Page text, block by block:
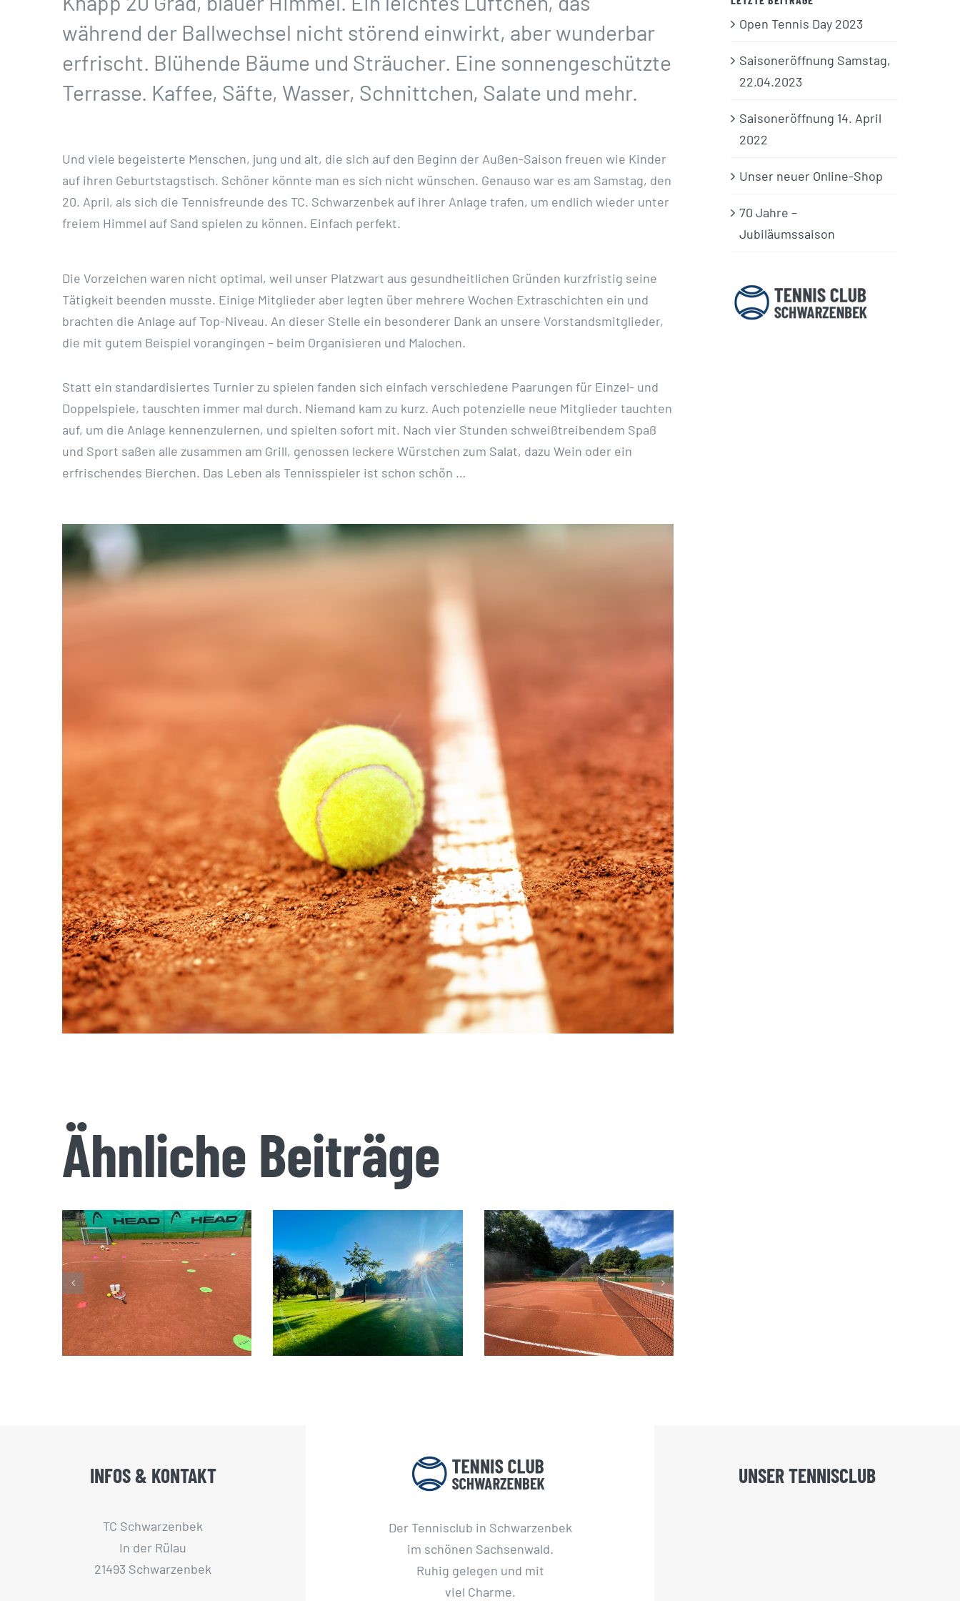
während der Ballwechsel nicht störend einwirkt, aber wunderbar
erfrischt. Blühende Bäume und Sträucher. Eine sonnengeschützte
Terrasse. Kaffee, Säfte, Wasser, Schnittchen, Salate und mehr.
Und viele begeisterte Menschen, jung und alt, die sich auf den Beginn der Außen-Saison freuen wie Kinder
auf ihren Geburtstagstisch. Schöner könnte man es sich nicht wünschen. Genauso war es am Samstag, den
20. April, als sich die Tennisfreunde des TC. Schwarzenbek auf ihrer Anlage trafen, um endlich wieder unter
freiem Himmel auf Sand spielen zu können. Einfach perfekt.
Die Vorzeichen waren nicht optimal, weil unser Platzwart aus gesundheitlichen Gründen kurzfristig seine
Tätigkeit beenden musste. Einige Mitglieder aber legten über mehrere Wochen Extraschichten ein und
brachten die Anlage auf Top-Niveau. An dieser Stelle ein besonderer Dank an unsere Vorstandsmitglieder,
die mit gutem Beispiel vorangingen – beim Organisieren und Malochen.
Statt ein standardisiertes Turnier zu spielen fanden sich einfach verschiedene Paarungen für Einzel- und
Doppelspiele, tauschten immer mal durch. Niemand kam zu kurz. Auch potenzielle neue Mitglieder tauchten
auf, um die Anlage kennenzulernen, und spielten sofort mit. Nach vier Stunden schweißtreibendem Spaß
und Sport saßen alle zusammen am Grill, genossen leckere Würstchen zum Salat, dazu Wein oder ein
erfrischendes Bierchen. Das Leben als Tennisspieler ist schon schön …
Ähnliche Beiträge
Open Tennis Day
2023
Saisoneröffnung
Samstag,
22.04.2023
Saisoneröffnung 14.
April 2022
Open Tennis Day 2023
Saisoneröffnung Samstag,
22.04.2023
Saisoneröffnung 14. April
2022
Unser neuer Online-Shop
70 Jahre –
Jubiläumssaison
INFOS & KONTAKT
TC Schwarzenbek
In der Rülau
21493 Schwarzenbek
Der Tennisclub in Schwarzenbek
im schönen Sachsenwald.
Ruhig gelegen und mit
viel Charme.
UNSER TENNISCLUB